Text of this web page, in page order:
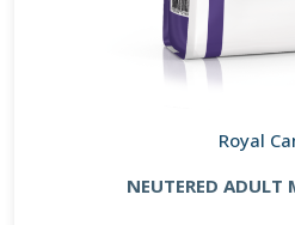
Royal
NEUTERED ADULT